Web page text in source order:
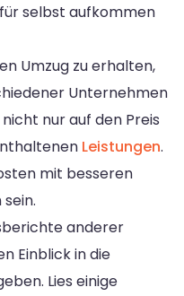
selbst aufkommen
Umzug zu erhalten,
Unternehmen
nur auf den Preis
Leistungen.
mit besseren
anderer
Einblick in die
Lies einige